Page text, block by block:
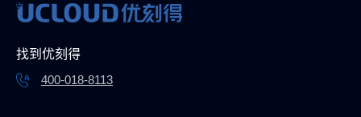
找到优刻得
400-018-8113